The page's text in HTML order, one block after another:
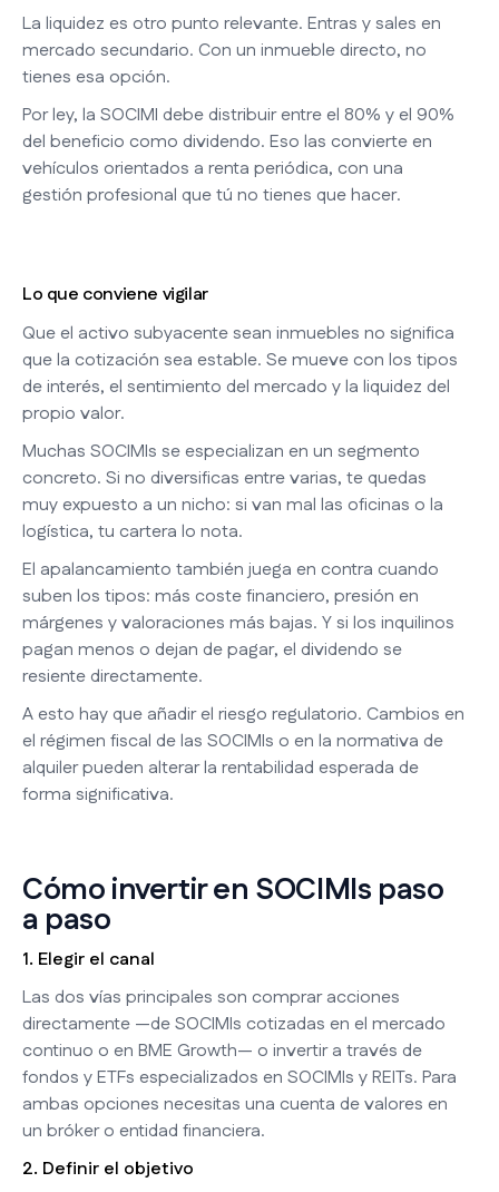
La liquidez es otro punto relevante. Entras y sales en
mercado secundario. Con un inmueble directo, no
tienes esa opción.
Por ley, la SOCIMI debe distribuir entre el 80% y el 90%
del beneficio como dividendo. Eso las convierte en
vehículos orientados a renta periódica, con una
gestión profesional que tú no tienes que hacer.
Lo que conviene vigilar
Que el activo subyacente sean inmuebles no significa
que la cotización sea estable. Se mueve con los tipos
de interés, el sentimiento del mercado y la liquidez del
propio valor.
Muchas SOCIMIs se especializan en un segmento
concreto. Si no diversificas entre varias, te quedas
muy expuesto a un nicho: si van mal las oficinas o la
logística, tu cartera lo nota.
El apalancamiento también juega en contra cuando
suben los tipos: más coste financiero, presión en
márgenes y valoraciones más bajas. Y si los inquilinos
pagan menos o dejan de pagar, el dividendo se
resiente directamente.
A esto hay que añadir el riesgo regulatorio. Cambios en
el régimen fiscal de las SOCIMIs o en la normativa de
alquiler pueden alterar la rentabilidad esperada de
forma significativa.
Cómo invertir en SOCIMIs paso
a paso
1. Elegir el canal
Las dos vías principales son comprar acciones
directamente —de SOCIMIs cotizadas en el mercado
continuo o en BME Growth— o invertir a través de
fondos y ETFs especializados en SOCIMIs y REITs. Para
ambas opciones necesitas una cuenta de valores en
un bróker o entidad financiera.
2. Definir el objetivo